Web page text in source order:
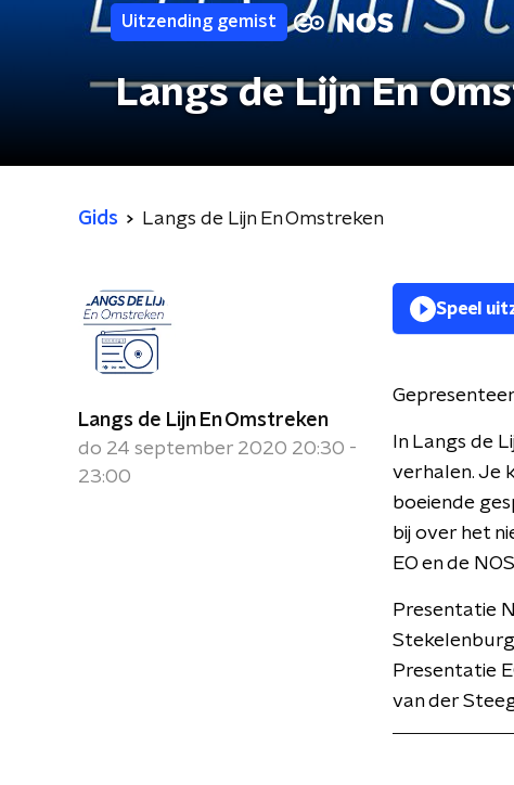
Uitzending gemist
Langs de Lijn En
Gids Langs de Lijn En Omstreken
Langs de Lijn En Omstreken
do 24 september 2020 20:30 -
23:00
Speel
In Langs de
verhalen. Je
boeiende
bij over het
EO en de
Presentatie
Presentatie
van der